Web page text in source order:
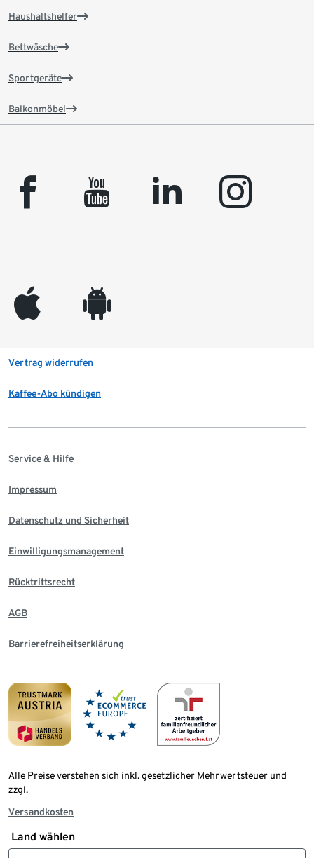
Haushaltshelfer
Bettwäsche
Sportgeräte
Balkonmöbel
facebook youtube linkedin instagram
appleinc android
Vertrag widerrufen
Kaffee-Abo kündigen
Service & Hilfe
Impressum
Datenschutz und Sicherheit
Einwilligungsmanagement
Rücktrittsrecht
AGB
Barrierefreiheitserklärung
Alle Preise verstehen sich inkl. gesetzlicher Mehrwertsteuer und
zzgl.
Versandkosten
Land wählen